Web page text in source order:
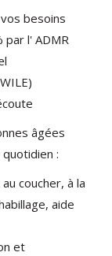
besoins
par l' ADMR
âgées
:
coucher, à la
aide
et